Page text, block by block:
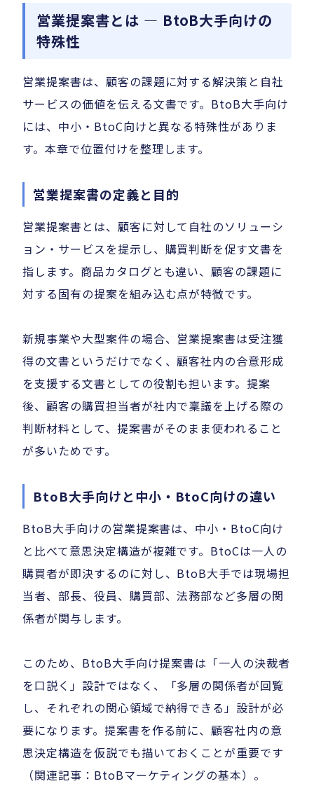
営業提案書とは — BtoB大手向けの
特殊性
営業提案書は、顧客の課題に対する解決策と自社
サービスの価値を伝える文書です。BtoB大手向け
には、中小・BtoC向けと異なる特殊性がありま
す。本章で位置付けを整理します。
営業提案書の定義と目的
営業提案書とは、顧客に対して自社のソリューシ
ョン・サービスを提示し、購買判断を促す文書を
指します。商品カタログとも違い、顧客の課題に
対する固有の提案を組み込む点が特徴です。
新規事業や大型案件の場合、営業提案書は受注獲
得の文書というだけでなく、顧客社内の合意形成
を支援する文書としての役割も担います。提案
後、顧客の購買担当者が社内で稟議を上げる際の
判断材料として、提案書がそのまま使われること
が多いためです。
BtoB大手向けと中小・BtoC向けの違い
BtoB大手向けの営業提案書は、中小・BtoC向け
と比べて意思決定構造が複雑です。BtoCは一人の
購買者が即決するのに対し、BtoB大手では現場担
当者、部長、役員、購買部、法務部など多層の関
係者が関与します。
このため、BtoB大手向け提案書は「一人の決裁者
を口説く」設計ではなく、「多層の関係者が回覧
し、それぞれの関心領域で納得できる」設計が必
要になります。提案書を作る前に、顧客社内の意
思決定構造を仮説でも描いておくことが重要です
（関連記事：BtoBマーケティングの基本）。